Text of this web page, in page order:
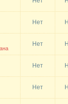
Нет
Нет
Нет
Нет